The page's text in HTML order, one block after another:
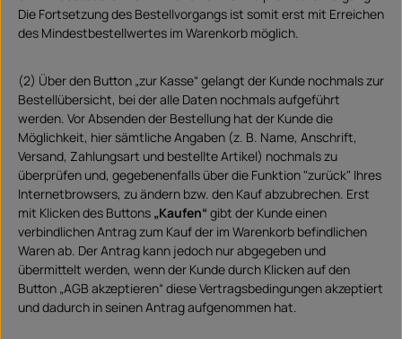
Die Fortsetzung des Bestellvorgangs ist somit erst mit Erreichen
des Mindestbestellwertes im Warenkorb möglich.
(2) Über den Button „zur Kasse“ gelangt der Kunde nochmals zur
Bestellübersicht, bei der alle Daten nochmals aufgeführt
werden. Vor Absenden der Bestellung hat der Kunde die
Möglichkeit, hier sämtliche Angaben (z. B. Name, Anschrift,
Versand, Zahlungsart und bestellte Artikel) nochmals zu
überprüfen und, gegebenenfalls über die Funktion "zurück" Ihres
Internetbrowsers, zu ändern bzw. den Kauf abzubrechen. Erst
mit Klicken des Buttons „Kaufen“ gibt der Kunde einen
verbindlichen Antrag zum Kauf der im Warenkorb befindlichen
Waren ab. Der Antrag kann jedoch nur abgegeben und
übermittelt werden, wenn der Kunde durch Klicken auf den
Button „AGB akzeptieren“ diese Vertragsbedingungen akzeptiert
und dadurch in seinen Antrag aufgenommen hat.